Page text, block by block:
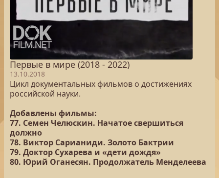
Первые в мире (2018 - 2022)
13.10.2018
Цикл документальных фильмов о достижениях
российской науки.
Добавлены фильмы:
77. Семен Челюскин. Начатое свершиться
должно
78. Виктор Сарианиди. Золото Бактрии
79. Доктор Сухарева и «дети дождя»
80. Юрий Оганесян. Продолжатель Менделеева